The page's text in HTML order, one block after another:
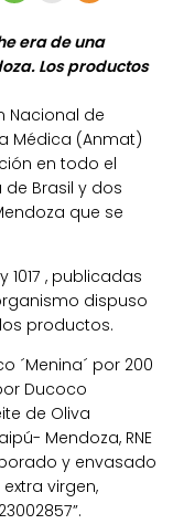
era de una
Los productos
Nacional de
Médica (Anmat)
en todo el
Brasil y dos
que se
1017 , publicadas
dispuso
productos.
´Menina´ por 200
Ducoco
de Oliva
Mendoza, RNE
y envasado
extra virgen,